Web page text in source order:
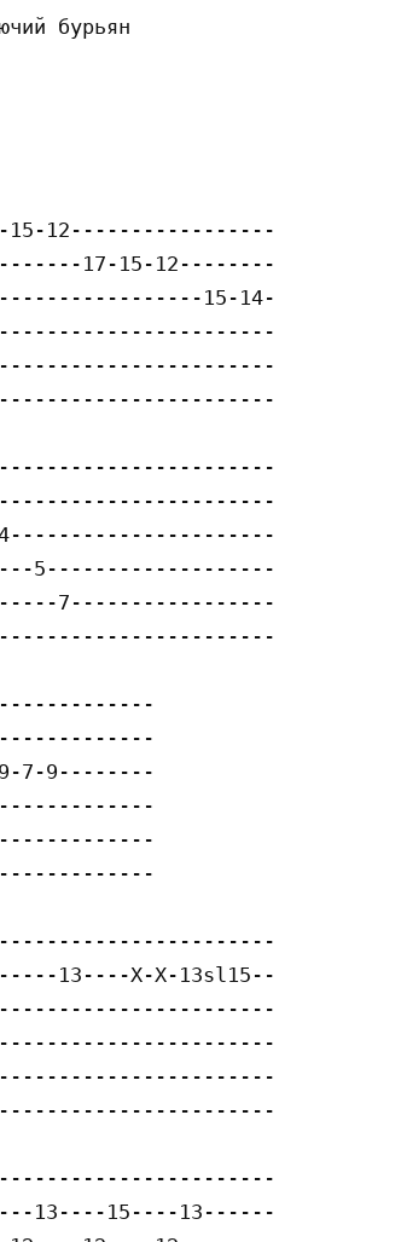
бурьян
12-----------------
17-15-12--------
15-14-
5-------------------
7-----------------
7-9--------
13----X-X-13sl15--
13----15----13------